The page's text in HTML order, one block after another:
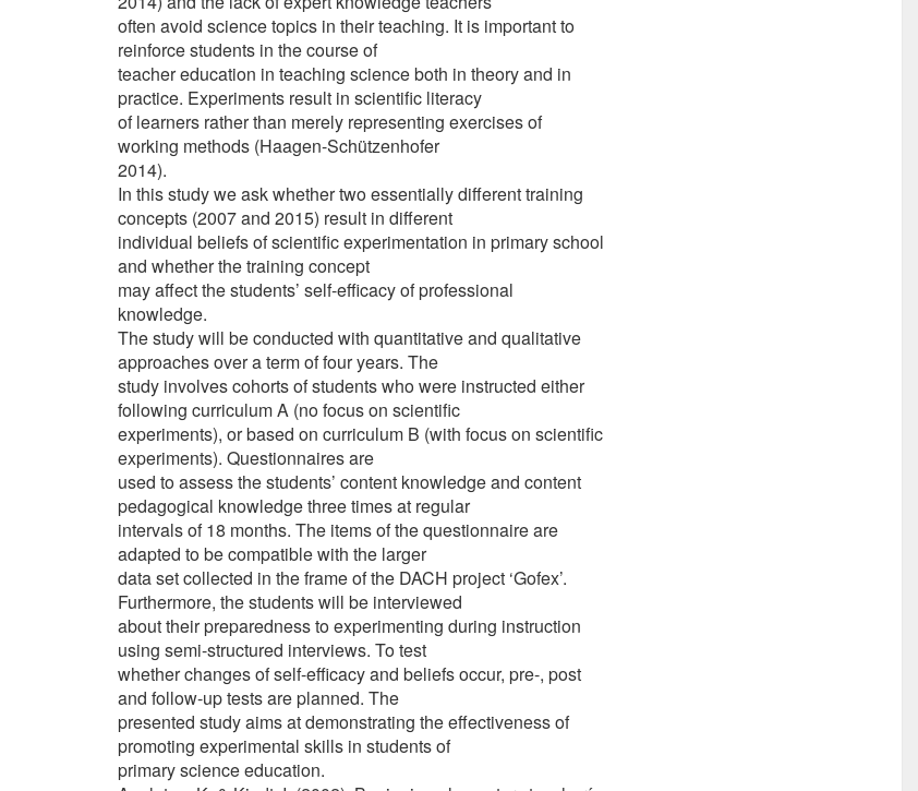
often avoid science topics in their teaching. It is important to
reinforce students in the course of
teacher education in teaching science both in theory and in
practice. Experiments result in scientific literacy
of learners rather than merely representing exercises of
working methods (Haagen-Schützenhofer
2014).
In this study we ask whether two essentially different training
concepts (2007 and 2015) result in different
individual beliefs of scientific experimentation in primary school
and whether the training concept
may affect the students’ self-efficacy of professional
knowledge.
The study will be conducted with quantitative and qualitative
approaches over a term of four years. The
study involves cohorts of students who were instructed either
following curriculum A (no focus on scientific
experiments), or based on curriculum B (with focus on scientific
experiments). Questionnaires are
used to assess the students’ content knowledge and content
pedagogical knowledge three times at regular
intervals of 18 months. The items of the questionnaire are
adapted to be compatible with the larger
data set collected in the frame of the DACH project ‘Gofex’.
Furthermore, the students will be interviewed
about their preparedness to experimenting during instruction
using semi-structured interviews. To test
whether changes of self-efficacy and beliefs occur, pre-, post
and follow-up tests are planned. The
presented study aims at demonstrating the effectiveness of
promoting experimental skills in students of
primary science education.